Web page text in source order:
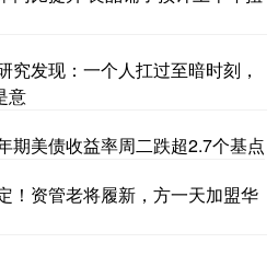
究发现：一个人扛过至暗时刻，
意
期美债收益率周二跌超2.7个基点
！资管老将履新，方一天加盟华